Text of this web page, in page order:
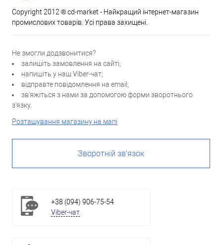
Copyright 2012 ® cd-market - Найкращий інтернет-магазин
промислових товарів. Усі права захищені.
Не змогли додзвонитися?
залишіть замовлення на сайті;
напишіть у наш Viber-чат;
відправте повідомлення на email;
зв'яжіться з нами за допомогою форми зворотнього
з'язку.
Розташування магазину на мапі
Зворотній зв'язок
+38 (094) 906-75-54
Viber-чат